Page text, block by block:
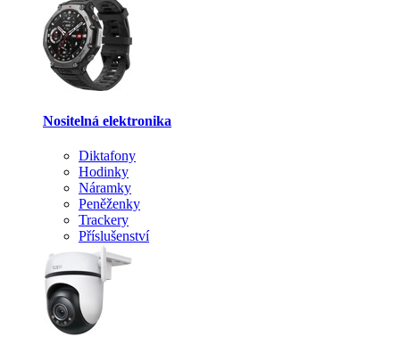
Nositelná elektronika
Diktafony
Hodinky
Náramky
Peněženky
Trackery
Příslušenství